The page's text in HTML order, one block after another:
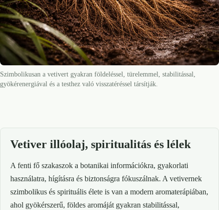
Szimbolikusan a vetivert gyakran földeléssel, türelemmel, stabilitással,
gyökérenergiával és a testhez való visszatéréssel társítják.
Vetiver illóolaj, spiritualitás és lélek
A fenti fő szakaszok a botanikai információkra, gyakorlati
használatra, hígításra és biztonságra fókuszálnak. A vetivernek
szimbolikus és spirituális élete is van a modern aromaterápiában,
ahol gyökérszerű, földes aromáját gyakran stabilitással,